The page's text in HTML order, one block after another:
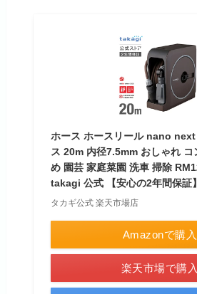
ホース ホースリール nano next
ス 20m 内径7.5mm おしゃれ コ
め 園芸 家庭菜園 洗車 掃除
takagi 公式 【安心の2年間保証】
タカギ公式 楽天市場店
Amazonで購入
楽天市場で購入